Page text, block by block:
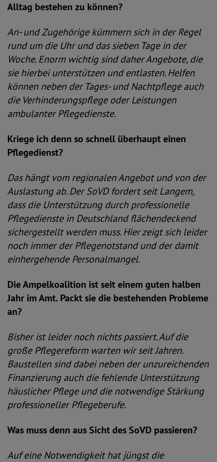
Alltag bestehen zu können?
An- und Zugehörige kümmern sich in der Regel
rund um die Uhr und das sieben Tage in der
Woche. Enorm wichtig sind daher Angebote, die
sie hierbei unterstützen und entlasten. Helfen
können neben der Tages- und Nachtpflege auch
die Verhinderungspflege oder Leistungen
ambulanter Pflegedienste.
Kriege ich denn so schnell überhaupt einen
Pflegedienst?
Das hängt vom regionalen Angebot und von der
Auslastung ab. Der SoVD fordert seit Langem,
dass die Unterstützung durch professionelle
Pflegedienste in Deutschland flächendeckend
sichergestellt werden muss. Hier zeigt sich leider
noch immer der Pflegenotstand und der damit
einhergehende Personalmangel.
Die Ampelkoalition ist seit einem guten halben
Jahr im Amt. Packt sie die bestehenden Probleme
an?
Bisher ist leider noch nichts passiert. Auf die
große Pflegereform warten wir seit Jahren.
Baustellen sind dabei neben der unzureichenden
Finanzierung auch die fehlende Unterstützung
häuslicher Pflege und die notwendige Stärkung
professioneller Pflegeberufe.
Was muss denn aus Sicht des SoVD passieren?
Auf eine Notwendigkeit hat jüngst die